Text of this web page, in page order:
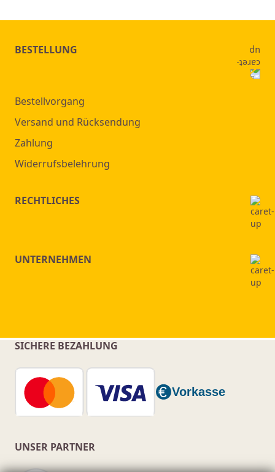
BESTELLUNG
Bestellvorgang
Versand und Rücksendung
Zahlung
Widerrufsbelehrung
RECHTLICHES
UNTERNEHMEN
SICHERE BEZAHLUNG
UNSER PARTNER